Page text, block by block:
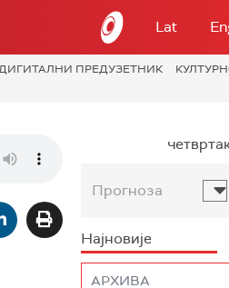
Lat
ПРЕДУЗЕТНИК
Прогноза
Најновије